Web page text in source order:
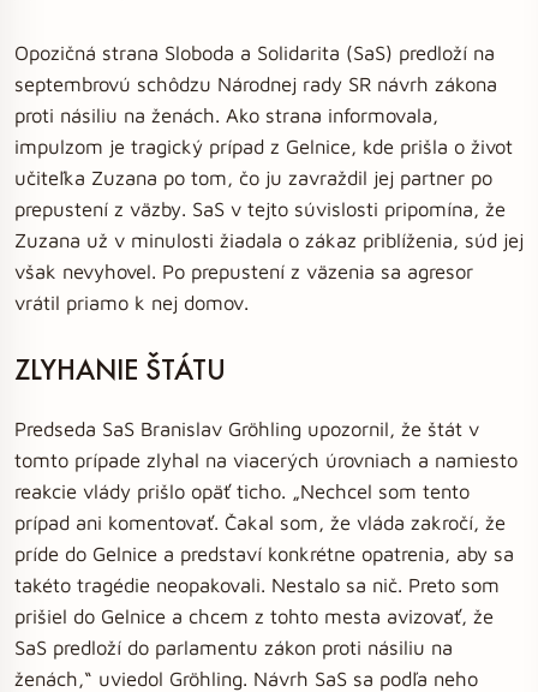
Opozičná strana Sloboda a Solidarita (SaS) predloží na
septembrovú schôdzu Národnej rady SR návrh zákona
proti násiliu na ženách. Ako strana informovala,
impulzom je tragický prípad z Gelnice, kde prišla o život
učiteľka Zuzana po tom, čo ju zavraždil jej partner po
prepustení z väzby. SaS v tejto súvislosti pripomína, že
Zuzana už v minulosti žiadala o zákaz priblíženia, súd jej
však nevyhovel. Po prepustení z väzenia sa agresor
vrátil priamo k nej domov.
ZLYHANIE ŠTÁTU
Predseda SaS Branislav Gröhling upozornil, že štát v
tomto prípade zlyhal na viacerých úrovniach a namiesto
reakcie vlády prišlo opäť ticho. „Nechcel som tento
prípad ani komentovať. Čakal som, že vláda zakročí, že
príde do Gelnice a predstaví konkrétne opatrenia, aby sa
takéto tragédie neopakovali. Nestalo sa nič. Preto som
prišiel do Gelnice a chcem z tohto mesta avizovať, že
SaS predloží do parlamentu zákon proti násiliu na
ženách,“ uviedol Gröhling. Návrh SaS sa podľa neho